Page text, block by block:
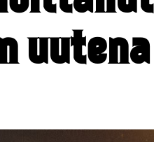
uutena